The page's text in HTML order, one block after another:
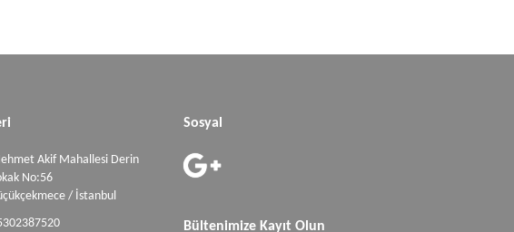
Akif Mahallesi Derin
No:56
/ İstanbul
Sosyal
Bültenimize Kayıt Olun